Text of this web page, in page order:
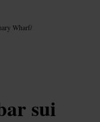
Wharf/
sui